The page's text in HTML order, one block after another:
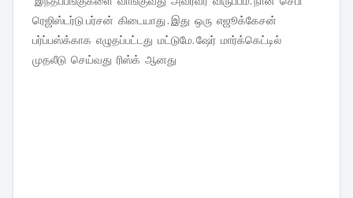
ரெஜிஸ்டர்டு பர்சன் கிடையாது . இது ஒரு எஜூக்கேசன்
பர்ப்பஸ்க்காக எழுதப்பட்டது மட்டுமே. ஷேர் மார்க்கெட்டில்
முதலீடு செய்வது ரிஸ்க் ஆனது